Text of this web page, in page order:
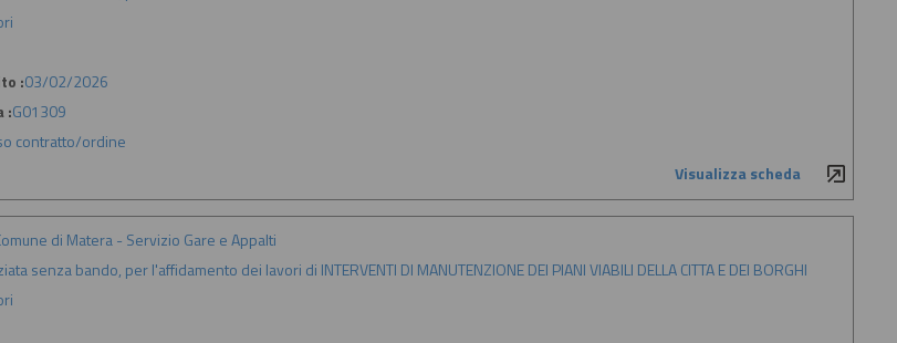
:03/02/2026
:G01309
contratto/ordine
Visualizza scheda
di Matera - Servizio Gare e Appalti
senza bando, per l'affidamento dei lavori di INTERVENTI DI MANUTENZIONE DEI PIANI VIABILI DELLA CITTA E DEI BORGHI